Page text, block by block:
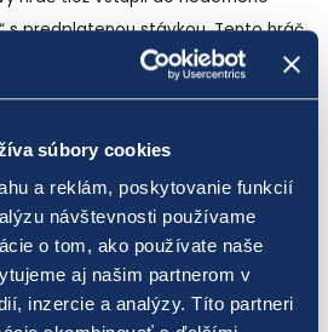
súbory cookies
a reklám, poskytovanie funkcií
návštevnosti používame
o tom, ako používate naše
aj našim partnerom v
inzercie a analýzy. Títo partneri
s predplatenou stávkou. Tento hráč
spoľahol na náhodný výber čísel.
osemtipovú stávku v hreLOTO
na osem žrebovaní a zaplatil
adventnú nedeľu, na ktorú pripadlo
žrebovanie, získal výhru v prvom
eura. Okrem nej získal vďaka
jednu výhru v druhom poradí vo
výhru v treťom poradí vo výške 3,30